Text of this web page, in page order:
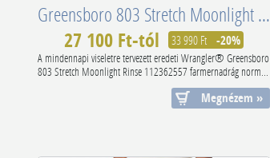
Greensboro 803 Stretch Moonlight Rinse 112362557
27 100 Ft-tól 33 990 Ft -20%
A mindennapi viseletre tervezett eredeti Wrangler® Greensboro
803 Stretch Moonlight Rinse 112362557 farmernadrág norm...
Megnézem »